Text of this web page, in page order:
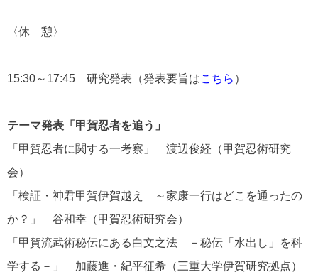
〈休 憩〉
15:30～17:45 研究発表（発表要旨はこちら ）
テーマ発表「甲賀忍者を追う」
「甲賀忍者に関する一考察」 渡辺俊経（甲賀忍術研究
会）
「検証・神君甲賀伊賀越え ～家康一行はどこを通ったの
か？」 谷和幸（甲賀忍術研究会）
「甲賀流武術秘伝にある白文之法 －秘伝「水出し」を科
学する－」 加藤進・紀平征希（三重大学伊賀研究拠点）